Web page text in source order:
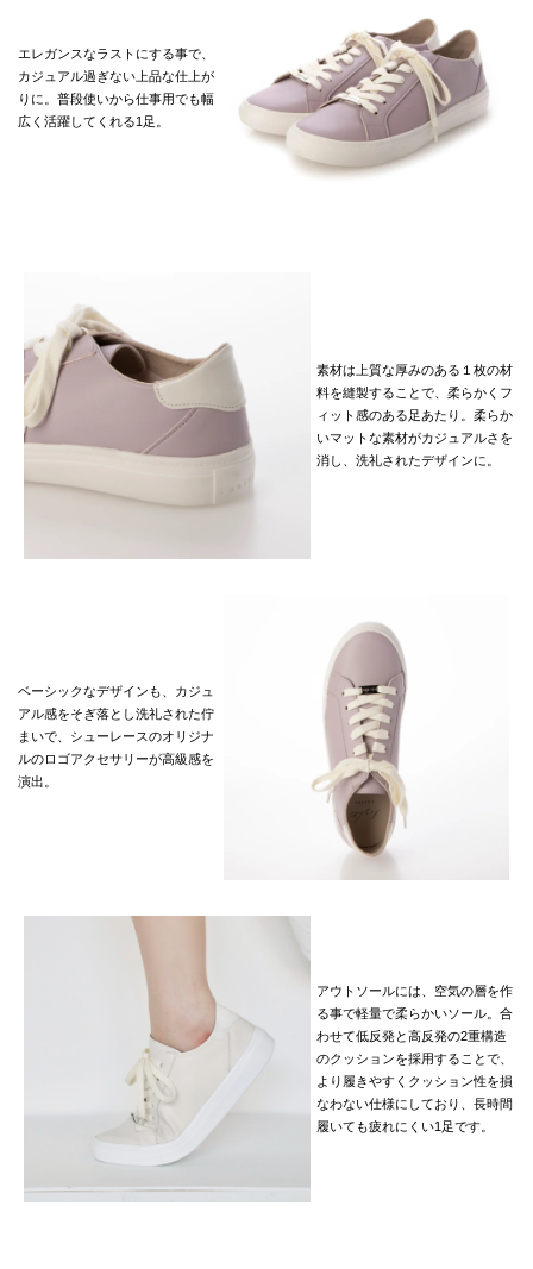
エレガンスなラストにする事で、
カジュアル過ぎない上品な仕上が
りに。普段使いから仕事用でも幅
広く活躍してくれる1足。
素材は上質な厚みのある１枚の材
料を縫製することで、柔らかくフ
ィット感のある足あたり。柔らか
いマットな素材がカジュアルさを
消し、洗礼されたデザインに。
ベーシックなデザインも、カジュ
アル感をそぎ落とし洗礼された佇
まいで、シューレースのオリジナ
ルのロゴアクセサリーが高級感を
演出。
アウトソールには、空気の層を作
る事で軽量で柔らかいソール。合
わせて低反発と高反発の2重構造
のクッションを採用することで、
より履きやすくクッション性を損
なわない仕様にしており、長時間
履いても疲れにくい1足です。